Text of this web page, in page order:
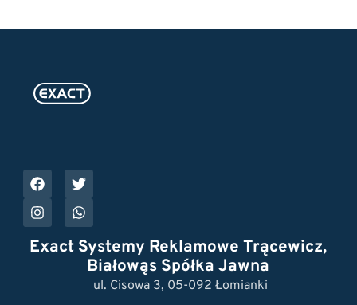
Exact Systemy Reklamowe Trącewicz,
Białowąs Spółka Jawna
ul. Cisowa 3, 05-092 Łomianki